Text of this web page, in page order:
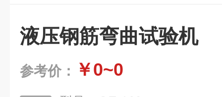
液压钢筋弯曲试验机
参考价： ￥0~0